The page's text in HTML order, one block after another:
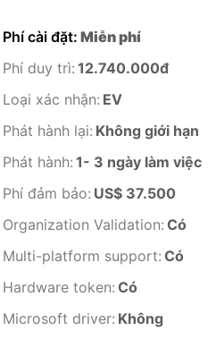
Phí cài đặt: Miễn phí
Phí duy trì: 12.740.000đ
Loại xác nhận: EV
Phát hành lại: Không giới hạn
Phát hành: 1- 3 ngày làm việc
Phí đảm bảo: US$ 37.500
Organization Validation: Có
Multi-platform support: Có
Hardware token: Có
Microsoft driver: Không